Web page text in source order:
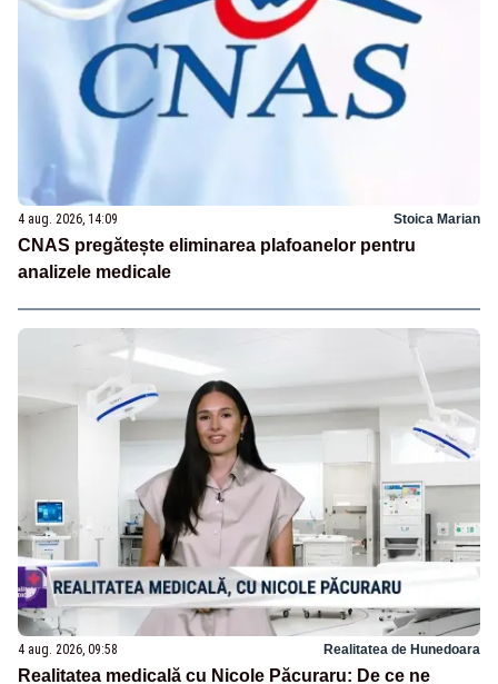
4 aug. 2026, 14:09 Stoica Marian
CNAS pregătește eliminarea plafoanelor pentru
analizele medicale
4 aug. 2026, 09:58 Realitatea de Hunedoara
Realitatea medicală cu Nicole Păcuraru: De ce ne